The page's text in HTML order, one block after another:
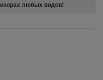
любых видов!